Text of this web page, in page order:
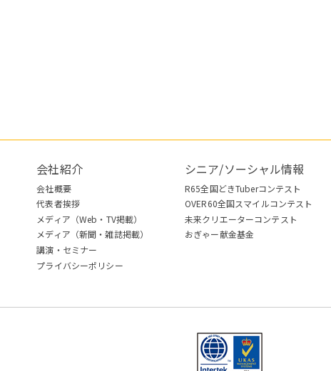
会社紹介
会社概要
代表者挨拶
メディア（Web・TV掲載）
メディア（新聞・雑誌掲載）
講演・セミナー
プライバシーポリシー
シニア/ソーシャル情報
R65全国どきTuberコンテスト
OVER60全国スマイルコンテスト
未来クリエーターコンテスト
おぎゃー献金基金